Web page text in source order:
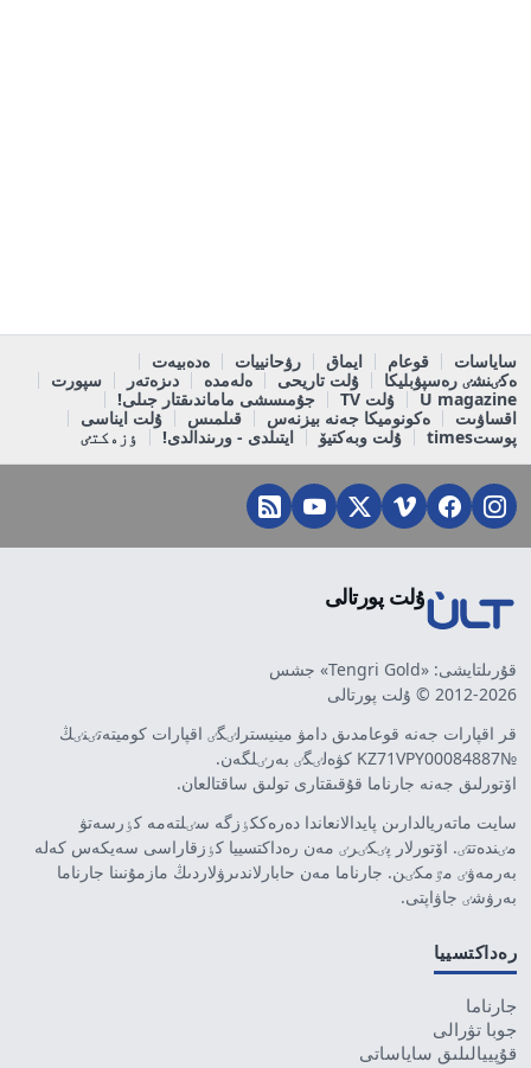
ساياسات قوعام ايماق رۋحانييات
ەدەبيەت
ەكٸنشٸ رەسپۋبليكا
ۇلت تاريحى ەلەمدە دىزەتەر
سپورت
U magazine
ۇلت TV
جۇمىسشى ماماندىقتار جىلى!
اقساۋىت
ەكونوميكا جەنە بيزنەس قىلمىس
ۇلت ايناسى
پوستtimes
ۇلت وبەكتيۆ ايتىلدى - ورىندالدى! ٶزەكتٸ
ۇلت پورتالى
قۇرىلتايشى: «Tengri Gold» جشس
2012-2026 © ۇلت پورتالى
قر اقپارات جەنە قوعامدىق دامۋ مينيسترلٸگٸ اقپارات كوميتەتٸنٸڭ
№KZ71VPY00084887 كۋەلٸگٸ بەرٸلگەن.
اۆتورلىق جەنە جارناما قۇقىقتارى تولىق ساقتالعان.
سايت ماتەريالدارىن پايدالانعاندا دەرەككٶزگە سٸلتەمە كٶرسەتۋ
مٸندەتتٸ. اۆتورلار پٸكٸرٸ مەن رەداكتسييا كٶزقاراسى سەيكەس كەلە
بەرمەۋٸ مٷمكٸن. جارناما مەن حابارلاندىرۋلاردىڭ مازمۇنىنا جارناما
بەرۋشٸ جاۋاپتى.
رەداكتسييا
جارناما
جوبا تۋرالى
قۇپييالىلىق ساياساتى